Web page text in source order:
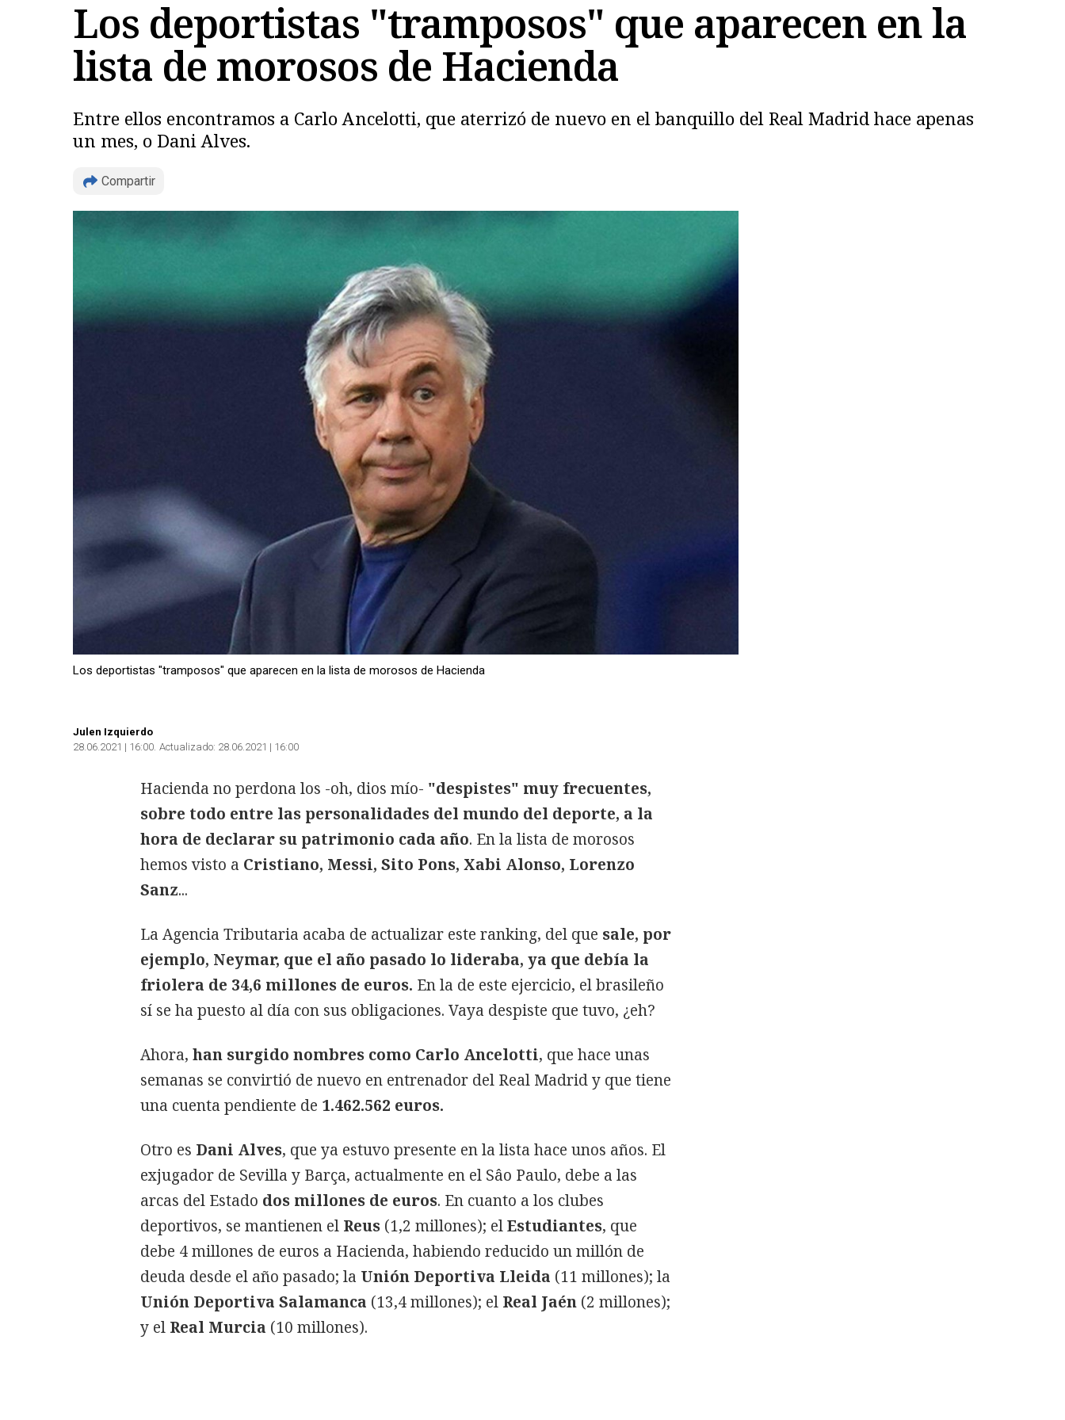
Los deportistas "tramposos" que aparecen en la
lista de morosos de Hacienda
Entre ellos encontramos a Carlo Ancelotti, que aterrizó de nuevo en el banquillo del Real Madrid hace apenas
un mes, o Dani Alves.
Compartir
Copiar
Los deportistas "tramposos" que aparecen en la lista de morosos de Hacienda
Julen Izquierdo
28.06.2021 | 16:00 Actualizado: 28.06.2021 | 16:00
Hacienda no perdona los -oh, dios mío- "despistes" muy frecuentes,
sobre todo entre las personalidades del mundo del deporte, a la
hora de declarar su patrimonio cada año. En la lista de morosos
hemos visto a Cristiano, Messi, Sito Pons, Xabi Alonso, Lorenzo
Sanz...
La Agencia Tributaria acaba de actualizar este ranking, del que sale, por
ejemplo, Neymar, que el año pasado lo lideraba, ya que debía la
friolera de 34,6 millones de euros. En la de este ejercicio, el brasileño
sí se ha puesto al día con sus obligaciones. Vaya despiste que tuvo, ¿eh?
Ahora, han surgido nombres como Carlo Ancelotti, que hace unas
semanas se convirtió de nuevo en entrenador del Real Madrid y que tiene
una cuenta pendiente de 1.462.562 euros.
Otro es Dani Alves, que ya estuvo presente en la lista hace unos años. El
exjugador de Sevilla y Barça, actualmente en el Sâo Paulo, debe a las
arcas del Estado dos millones de euros. En cuanto a los clubes
deportivos, se mantienen el Reus (1,2 millones); elEstudiantes, que
debe 4 millones de euros a Hacienda, habiendo reducido un millón de
deuda desde el año pasado; la Unión Deportiva Lleida (11 millones); la
Unión Deportiva Salamanca (13,4 millones); el Real Jaén (2 millones);
y el Real Murcia (10 millones).